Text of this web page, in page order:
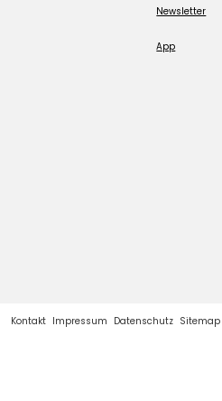
Newsletter
App
Kontakt Impressum Datenschutz Sitemap